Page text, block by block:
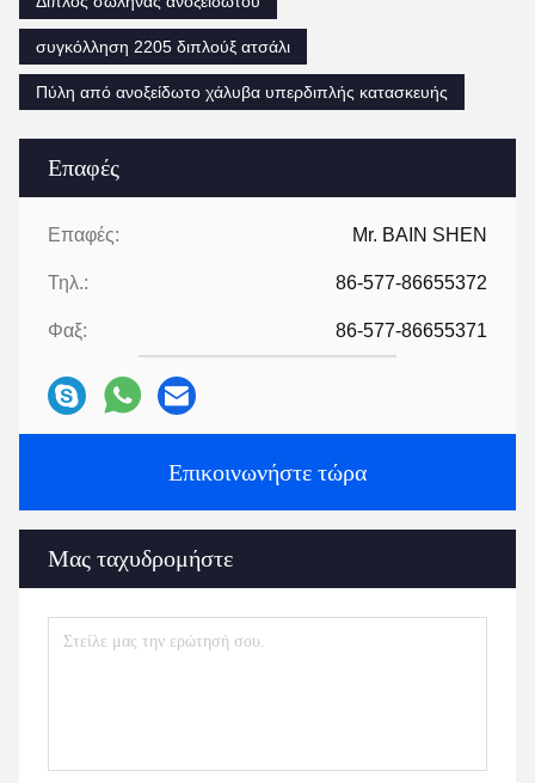
Επαφές
Επαφές: Mr. BAIN SHEN
Τηλ.: 86-577-86655372
Φαξ: 86-577-86655371
Επικοινωνήστε τώρα
Μας ταχυδρομήστε
συγκόλληση 2205 διπλούξ ατσάλι
Πύλη από ανοξείδωτο χάλυβα υπερδιπλής κατασκευής